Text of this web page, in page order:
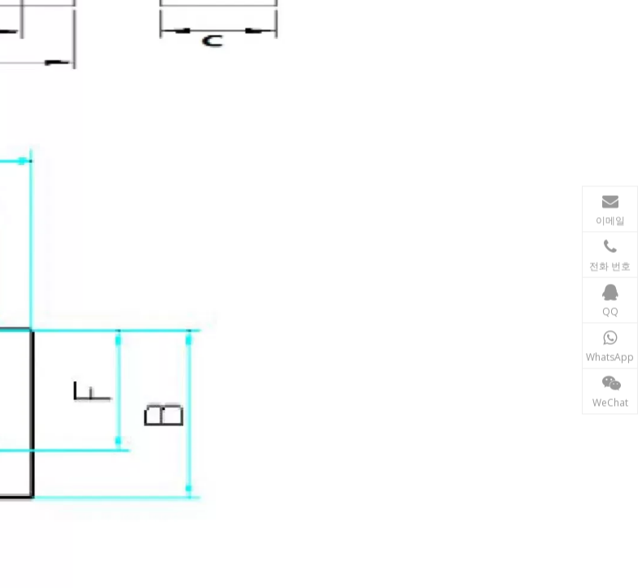
송전 산업에서 인덕터와 변압기는 안정적인 전력망
이메일
전화 번호
QQ
WhatsApp
WeChat